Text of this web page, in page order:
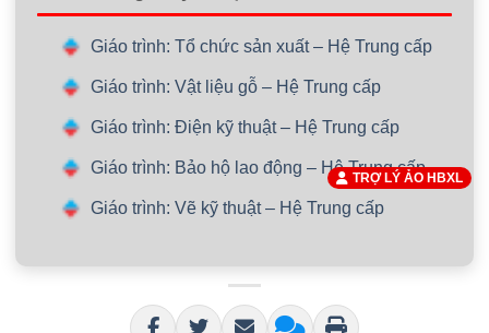
Giáo trình: Tổ chức sản xuất – Hệ Trung cấp
Giáo trình: Vật liệu gỗ – Hệ Trung cấp
Giáo trình: Điện kỹ thuật – Hệ Trung cấp
Giáo trình: Bảo hộ lao động – Hệ Trung cấp
Giáo trình: Vẽ kỹ thuật – Hệ Trung cấp
TRỢ LÝ ẢO HBXL